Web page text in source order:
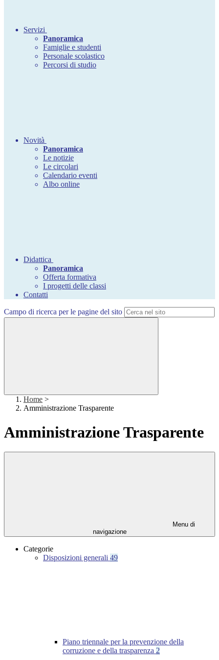
Servizi
Panoramica
Famiglie e studenti
Personale scolastico
Percorsi di studio
Novità
Panoramica
Le notizie
Le circolari
Calendario eventi
Albo online
Didattica
Panoramica
Offerta formativa
I progetti delle classi
Contatti
Campo di ricerca per le pagine del sito
Home >
Amministrazione Trasparente
Amministrazione Trasparente
Menu di
navigazione
Categorie
Disposizioni generali 49
Piano triennale per la prevenzione della
corruzione e della trasparenza 2